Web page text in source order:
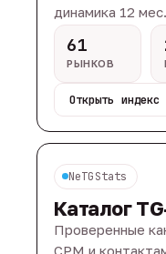
динамика 12 мес.
61
РЫНКОВ
Открыть индекс
NeTGStats
Каталог
Проверенные
CPM и